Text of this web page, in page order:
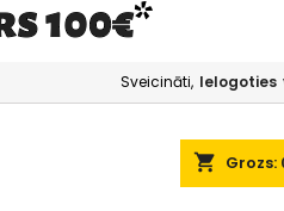
Sveicināti, Ielogoties
shopping_cart Grozs: